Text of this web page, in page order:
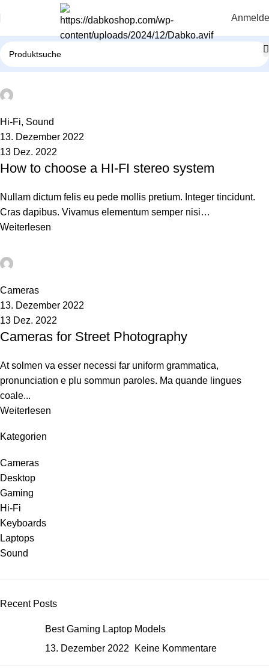
Hi-Fi, Sound
13. Dezember 2022
13 Dez. 2022
How to choose a HI-FI stereo system
Nullam dictum felis eu pede mollis pretium. Integer tincidunt.
Cras dapibus. Vivamus elementum semper nisi…
Weiterlesen
Cameras
13. Dezember 2022
13 Dez. 2022
Cameras for Street Photography
At solmen va esser necessi far uniform grammatica,
pronunciation e plu sommun paroles. Ma quande lingues
coale...
Weiterlesen
Kategorien
Cameras
Desktop
Gaming
Hi-Fi
Keyboards
Laptops
Sound
Recent Posts
Best Gaming Laptop Models
13. Dezember 2022
Keine Kommentare